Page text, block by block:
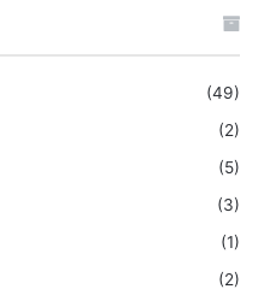
(49)
(2)
(5)
(3)
(1)
(2)